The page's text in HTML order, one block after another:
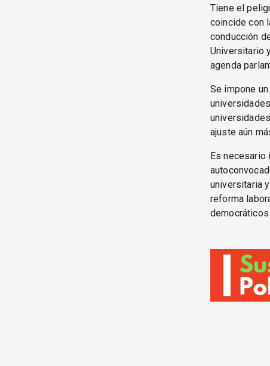
Tiene el
coincide con
conducción
Universitario
agenda
Se impone
ajuste aún
Es necesario
universitaria
reforma